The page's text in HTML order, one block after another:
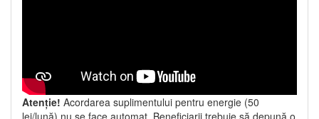
Atenție! Acordarea suplimentului pentru energie (50
lei/lună) nu se face automat. Beneficiarii trebuie să depună o